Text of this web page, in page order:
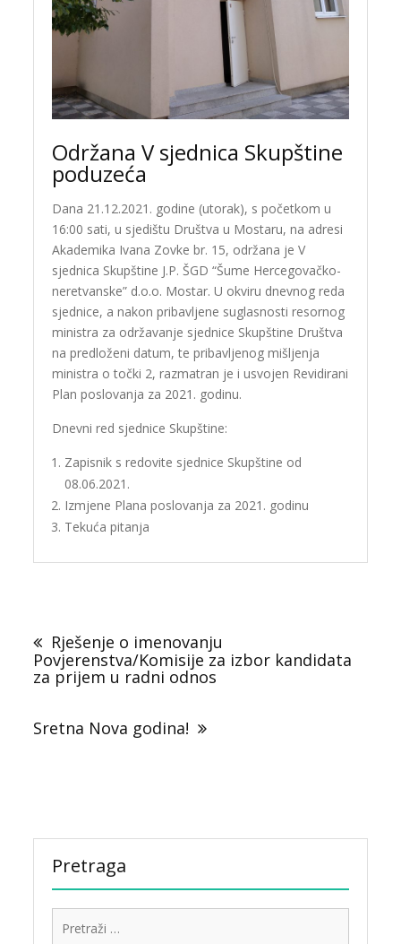
Održana V sjednica Skupštine
poduzeća
Dana 21.12.2021. godine (utorak), s početkom u
16:00 sati, u sjedištu Društva u Mostaru, na adresi
Akademika Ivana Zovke br. 15, održana je V
sjednica Skupštine J.P. ŠGD “Šume Hercegovačko-
neretvanske” d.o.o. Mostar. U okviru dnevnog reda
sjednice, a nakon pribavljene suglasnosti resornog
ministra za održavanje sjednice Skupštine Društva
na predloženi datum, te pribavljenog mišljenja
ministra o točki 2, razmatran je i usvojen Revidirani
Plan poslovanja za 2021. godinu.
Dnevni red sjednice Skupštine:
Zapisnik s redovite sjednice Skupštine od
08.06.2021.
Izmjene Plana poslovanja za 2021. godinu
Tekuća pitanja
objava
Rješenje o imenovanju
Povjerenstva/Komisije za izbor kandidata
za prijem u radni odnos
Sretna Nova godina!
Pretraga